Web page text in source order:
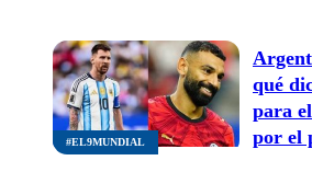
la
#EL9MUNDIAL
qué
para
por el